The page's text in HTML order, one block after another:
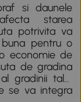
si daunele
starea
potrivita va
pentru o
economie de
de gradina
gradinii tale,
se va integra